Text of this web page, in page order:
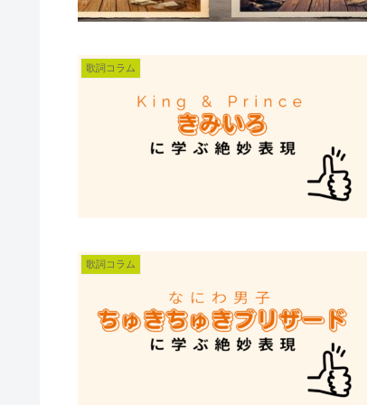
歌詞コラム
歌詞コラム